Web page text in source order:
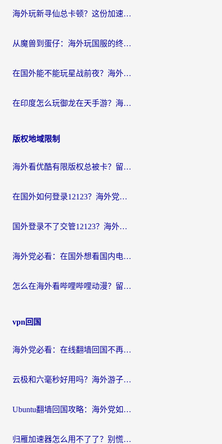
海外玩新寻仙总卡顿？这份加速器选择指南让你秒回国服流畅体验
从魔兽到蛋仔：海外玩国服的终极加速指南，找到你的专属高速通道
在国外能不能玩星战前夜？海外党国服游戏不卡顿的秘密武器在这里
在印度怎么玩御龙在天手游？海外党畅玩国服的终极生存指南
版权地域限制
海外看优酷有限版权总被卡？留学生亲测有效的回国加速器选择指南
在国外如何登录12123？海外党必备的回国加速实用指南
国外登录不了交管12123？海外华人亲测有效的回国加速器选择指南
海外党必看：在国外想看国内电视剧用什么软件？3步解决地域限制
怎么在海外看哔哩哔哩动漫？留学生亲测有效的回国加速方案
vpn回国
海外党必看：在线翻墙回国不再难！教你选对加速器无缝刷国内资源
云极和六毫秒好用吗？海外游子解锁国内资源的真实答案
Ubuntu翻墙回国攻略：海外党如何选对加速器，无缝刷国内剧玩游戏？
归雁加速器怎么用不了了？别慌，这篇指南教你如何丝滑“回家”